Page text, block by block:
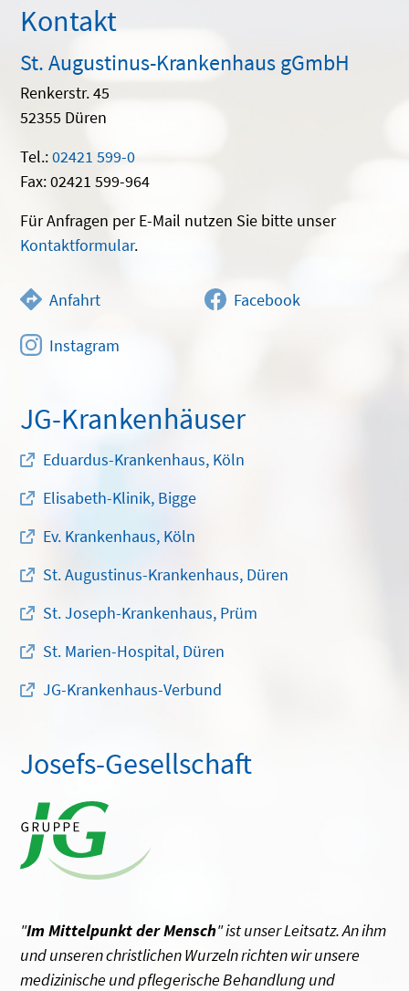
Kontakt
St. Augustinus-Krankenhaus gGmbH
Renkerstr. 45
52355 Düren
Tel.:02421 599-0
Fax: 02421 599-964
Für Anfragen per E-Mail nutzen Sie bitte unser
Kontaktformular.
Anfahrt Facebook
Instagram
JG-Krankenhäuser
Eduardus-Krankenhaus, Köln
Elisabeth-Klinik, Bigge
Ev. Krankenhaus, Köln
St. Augustinus-Krankenhaus, Düren
St. Joseph-Krankenhaus, Prüm
St. Marien-Hospital, Düren
JG-Krankenhaus-Verbund
Josefs-Gesellschaft
"Im Mittelpunkt der Mensch" ist unser Leitsatz. An ihm
und unseren christlichen Wurzeln richten wir unsere
medizinische und pflegerische Behandlung und